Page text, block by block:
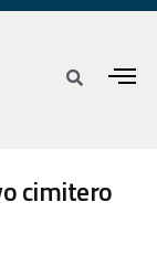
cimitero